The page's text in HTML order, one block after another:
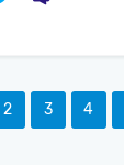
2 3 4